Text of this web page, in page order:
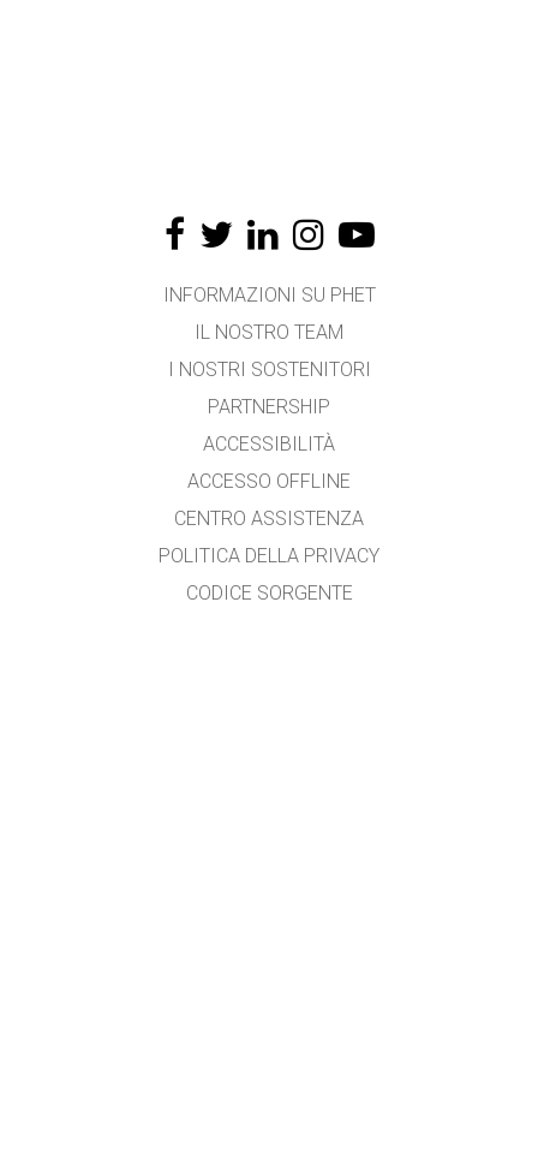
INFORMAZIONI SU PHET
IL NOSTRO TEAM
I NOSTRI SOSTENITORI
PARTNERSHIP
ACCESSIBILITÀ
ACCESSO OFFLINE
CENTRO ASSISTENZA
POLITICA DELLA PRIVACY
CODICE SORGENTE